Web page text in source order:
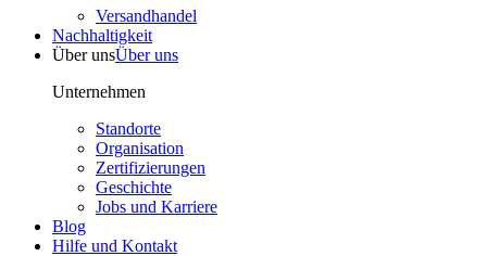
Versandhandel
Nachhaltigkeit
Über unsÜber uns
Unternehmen
Standorte
Organisation
Zertifizierungen
Geschichte
Jobs und Karriere
Blog
Hilfe und Kontakt